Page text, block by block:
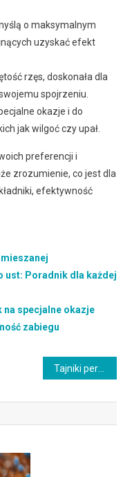
o maksymalnym
uzyskać efekt
rzęs, doskonała dla
spojrzeniu.
okazje i do
jak wilgoć czy upał.
preferencji i
zrozumienie, co jest dla
efektywność
ust: Poradnik dla każdej
na specjalne okazje
zabiegu
Tajniki perfekcyjnego konturowania twarzy